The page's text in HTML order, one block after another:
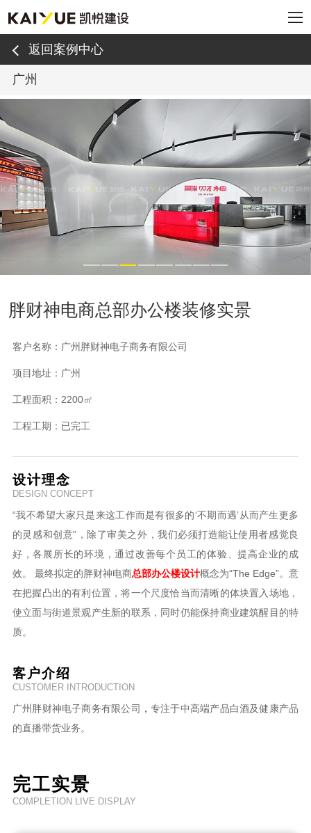
返回案例中心
广州
胖财神电商总部办公楼装修实景
客户名称： 广州胖财神电子商务有限公司
项目地址： 广州
工程面积： 2200㎡
工程工期： 已完工
设计理念
DESIGN CONCEPT
“我不希望大家只是来这工作而是有很多的‘不期而遇’从而产生更多
的灵感和创意”， 除了审美之外，我们必须打造能让使用者感觉良
好，各展所长的环境，通过改善每个员工的体验、提高企业的成
效。
最终拟定的胖财神电商总部办公楼设计概念为“The Edge”。意
在把握凸出的有利位置，将一个尺度恰当而清晰的体块置入场地，
使立面与街道景观产生新的联系，同时仍能保持商业建筑醒目的特
质。
客户介绍
CUSTOMER INTRODUCTION
广州胖财神电子商务有限公司 ，专注于中高端产品白酒及健康产品
的直播带货业务。
完工实景
COMPLETION LIVE DISPLAY